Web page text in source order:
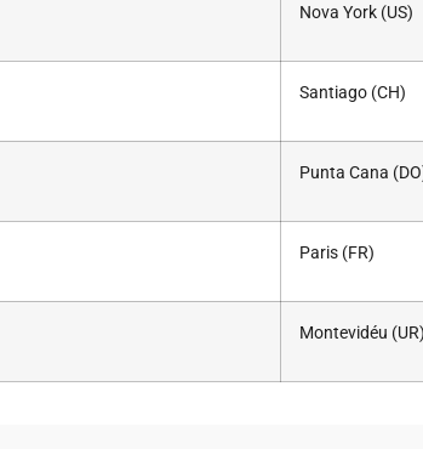
Nova York (US)
Santiago (CH)
Punta Cana
Paris (FR)
Montevidéu (UR)